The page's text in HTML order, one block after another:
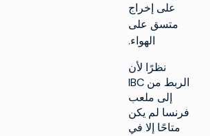
على إخراج
متسق على
الهواء.
نظرًا لأن
الربط من IBC
إلى ملعب
فرنسا لم يكن
متاحًا إلا في